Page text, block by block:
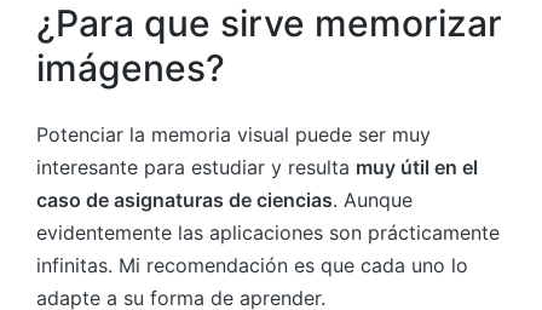
¿Para que sirve memorizar
imágenes?
Potenciar la memoria visual puede ser muy
interesante para estudiar y resulta muy útil en el
caso de asignaturas de ciencias. Aunque
evidentemente las aplicaciones son prácticamente
infinitas. Mi recomendación es que cada uno lo
adapte a su forma de aprender.